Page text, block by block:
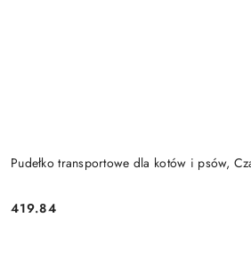
Pudełko transportowe dla kotów i psów,
Cena:
419.84